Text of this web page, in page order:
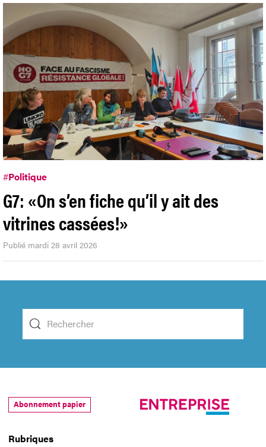
#Politique
G7: «On s’en fiche qu’il y ait des
vitrines cassées!»
Publié mardi 28 avril 2026
Rubriques
Abonnement papier